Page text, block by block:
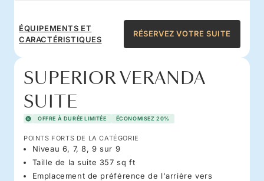
ÉQUIPEMENTS ET
CARACTÉRISTIQUES
RÉSERVEZ VOTRE SUITE
SUPERIOR VERANDA
SUITE
OFFRE À DURÉE LIMITÉE ÉCONOMISEZ 20%
POINTS FORTS DE LA CATÉGORIE
Niveau 6, 7, 8, 9 sur 9
Taille de la suite 357 sq ft
Emplacement de préférence de l'arrière vers